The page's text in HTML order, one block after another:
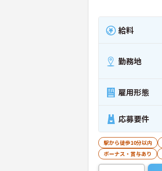
給料
勤務地
雇用形態
応募要件
駅から徒歩10分以内
ボーナス・賞与あり